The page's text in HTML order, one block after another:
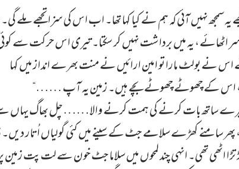
سمجھ نہیں آئی کہ ہم نے کیا کہا تھا۔ اب اس کی سزا تجھے ملے
یہ میں برداشت نہیں کر سکتا۔ تیری اس حرکت سے
اس نے بولٹ مارا تو امین ارائیں نے منت بھرے انداز میں کہا
اس کے چھوٹے چھوٹے بچے ہیں۔ زمین یہ آپ ……“
ساتھ بات کرنے کی ہمت کرنے والا…… چل بھاگ یہاں
پھر سامنے کھڑے سلامے جٹ کے سینے میں کئی گولیاں اُتار
اٹھی تھی۔ انہی چند لمحوں میں سلاما جٹ خون سے لت پت